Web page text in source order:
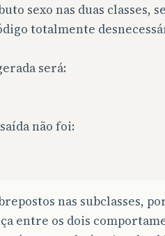
sexo nas duas classes,
totalmente
será:
não foi:
nas subclasses,
entre os dois